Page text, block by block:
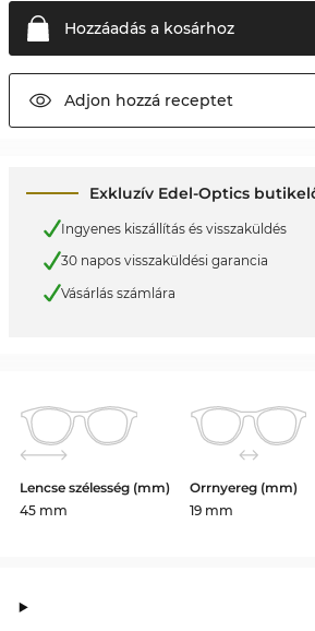
Hozzáadás a kosárhoz
Adjon hozzá receptet
Exkluzív Edel-Optics
Ingyenes kiszállítás és visszaküldés
30 napos visszaküldési garancia
Vásárlás számlára
Lencse szélesség (mm)
45 mm
Orrnyereg (mm)
19 mm